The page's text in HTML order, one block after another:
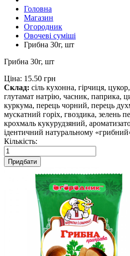
Головна
Магазин
Огородник
Овочеві суміші
Грибна 30г, шт
Грибна 30г, шт
Ціна: 15.50 грн
Склад: сіль кухонна, гірчиця,
глутамат натрію, часник, паприка,
куркума, перець чорний, перець
мускатний горіх, гвоздика, зелень
крохмаль кукурудзяний,
ідентичний натуральному
Кількість:
Придбати